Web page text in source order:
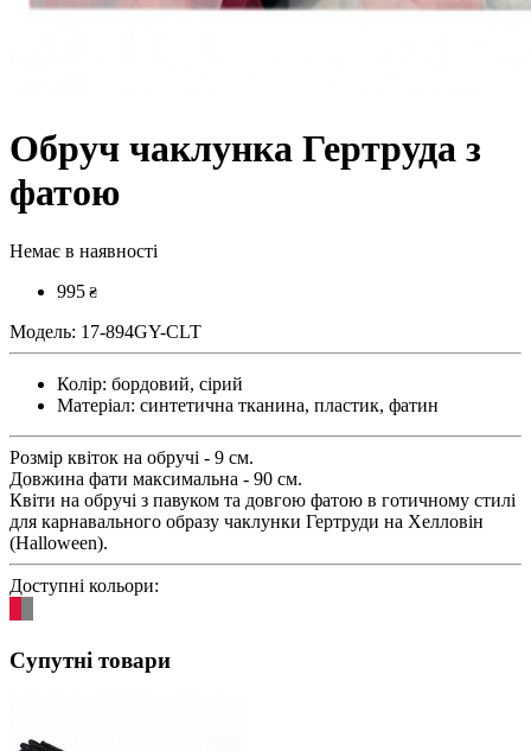
Обруч чаклунка Гертруда з
фатою
Немає в наявності
995 ₴
Модель: 17-894GY-CLT
Колір: бордовий, сірий
Матеріал: синтетична тканина, пластик, фатин
Розмір квіток на обручі - 9 см.
Довжина фати максимальна - 90 см.
Квіти на обручі з павуком та довгою фатою в готичному стилі
для карнавального образу чаклунки Гертруди на Хелловін
(Halloween).
Доступні кольори:
Супутні товари